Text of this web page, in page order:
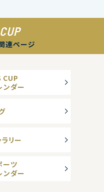
連ページ
CUP
ンダー
リー
ーツ
ンダー